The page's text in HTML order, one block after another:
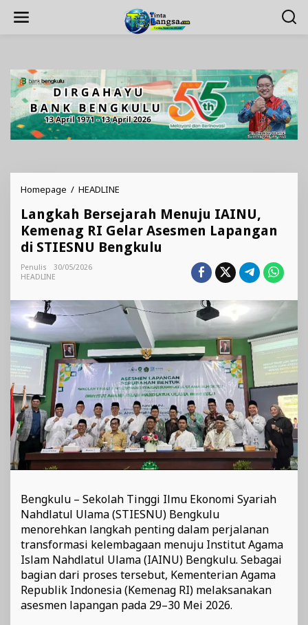
Homepage / HEADLINE
Menuju
IAINU,
Kemenag
RI
di
STIESNU
Bengkulu
Langkah Bersejarah Menuju IAINU,
Kemenag RI Gelar Asesmen Lapangan
di STIESNU Bengkulu
Penulis
30/05/2026
HEADLINE
Bengkulu – Sekolah Tinggi Ilmu Ekonomi Syariah
Nahdlatul Ulama (STIESNU) Bengkulu
menorehkan langkah penting dalam perjalanan
transformasi kelembagaan menuju Institut Agama
Islam Nahdlatul Ulama (IAINU) Bengkulu. Sebagai
bagian dari proses tersebut, Kementerian Agama
Republik Indonesia (Kemenag RI) melaksanakan
asesmen lapangan pada 29–30 Mei 2026.